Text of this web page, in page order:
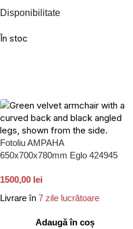
Disponibilitate
În stoc
Fotoliu AMPAHA
650x700x780mm Eglo 424945
1500,00 lei
Livrare în 7 zile lucrătoare
Adaugă în coș